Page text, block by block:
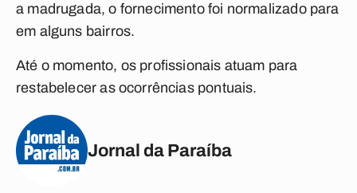
a madrugada, o fornecimento foi normalizado para
em alguns bairros.
Até o momento, os profissionais atuam para
restabelecer as ocorrências pontuais.
Jornal da Paraíba